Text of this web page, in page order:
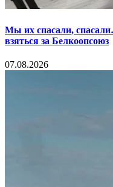
Мы их спасали,
взяться за Белкоопсоюз
07.08.2026